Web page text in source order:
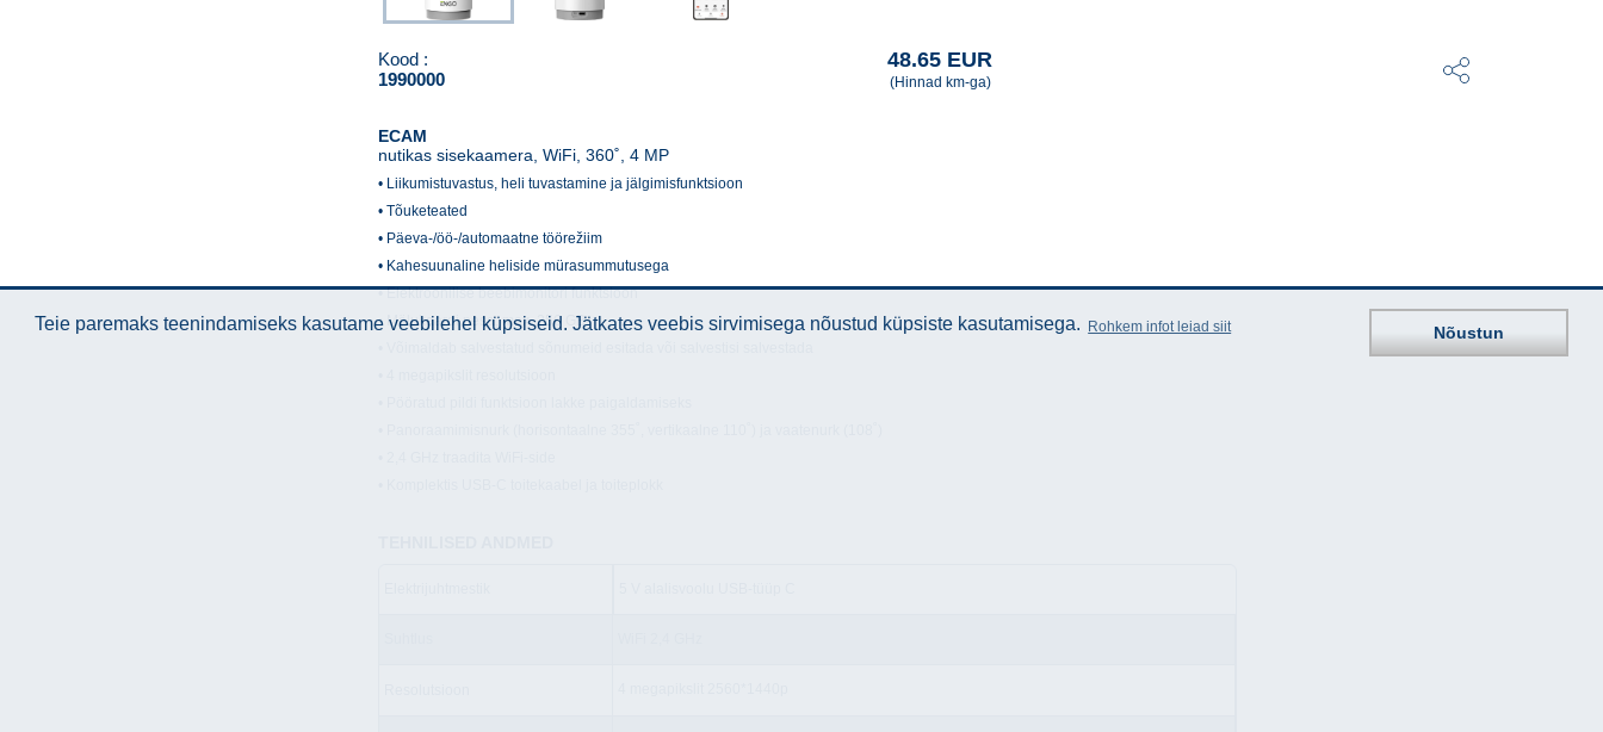
Kood :
1990000
48.65 EUR
(Hinnad km-ga)
ECAM
nutikas sisekaamera, WiFi, 360˚, 4 MP
• Liikumistuvastus, heli tuvastamine ja jälgimisfunktsioon
• Tõuketeated
• Päeva-/öö-/automaatne töörežiim
• Kahesuunaline heliside mürasummutusega
• Elektroonilise beebimonitori funktsioon
• Mälukaardi pesa, max. 256 GB
Teie paremaks teenindamiseks kasutame veebilehel küpsiseid. Jätkates veebis sirvimisega nõustud küpsiste kasutamisega. Rohkem infot leiad siit Nõustun